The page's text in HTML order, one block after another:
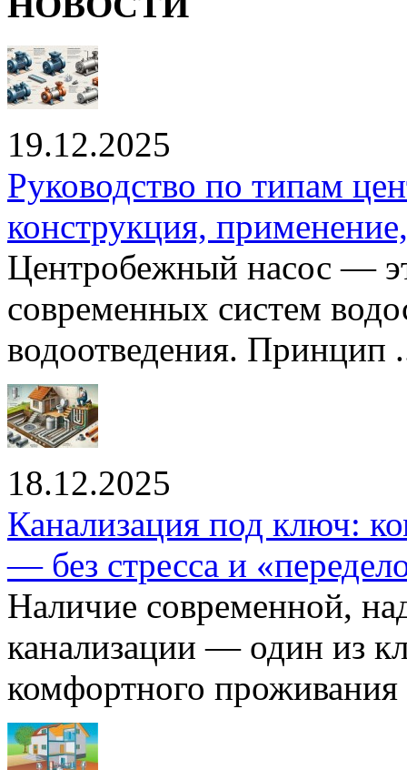
19.12.2025
Руководство по типам
конструкция,
Центробежный насос —
современных систем
водоотведения. Принцип
18.12.2025
Канализация под ключ:
— без стресса и
Наличие современной,
канализации — один из
комфортного проживания